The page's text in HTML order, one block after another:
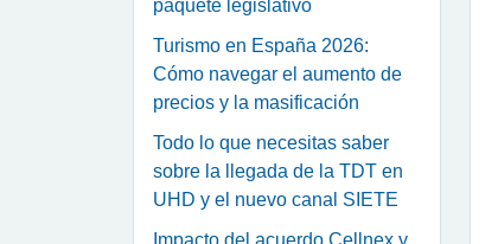
paquete legislativo
Turismo en España 2026:
Cómo navegar el aumento de
precios y la masificación
Todo lo que necesitas saber
sobre la llegada de la TDT en
UHD y el nuevo canal SIETE
Impacto del acuerdo Cellnex y